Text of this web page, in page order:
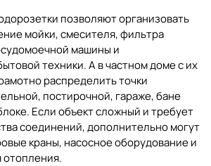
позволяют организовать
мойки, смесителя, фильтра
машины и
техники. А в частном доме с их
распределить точки
постирочной, гараже, бане
Если объект сложный и требует
соединений, дополнительно могут
краны, насосное оборудованиеи
отопления.